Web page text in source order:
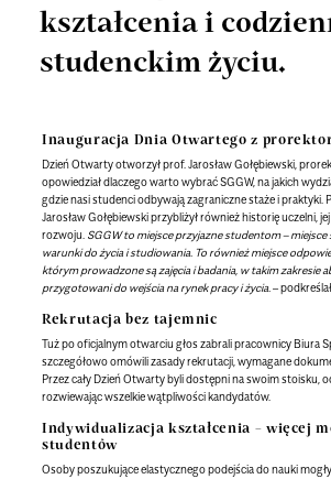
kształcenia i
studenckim życiu.
Inauguracja Dnia Otwartego z
Dzień Otwarty otworzył prof. Jarosław Gołębiewski,
opowiedział dlaczego warto wybrać SGGW, na jakich
gdzie nasi studenci odbywają zagraniczne staże i praktyki.
Jarosław Gołębiewski przybliżył również historię uczelni,
rozwoju. SGGW to miejsce przyjazne studentom – miejsce
warunki do życia i studiowania. To również miejsce
którym prowadzone są zajęcia i badania, w takim zakresie
przygotowani do wejścia na rynek pracy i życia. –
Rekrutacja bez tajemnic
Tuż po oficjalnym otwarciu głos zabrali pracownicy Biura
szczegółowo omówili zasady rekrutacji, wymagane
Przez cały Dzień Otwarty byli dostępni na swoim stoisku,
rozwiewając wszelkie wątpliwości kandydatów.
Indywidualizacja kształcenia – więcej
studentów
Osoby poszukujące elastycznego podejścia do nauki